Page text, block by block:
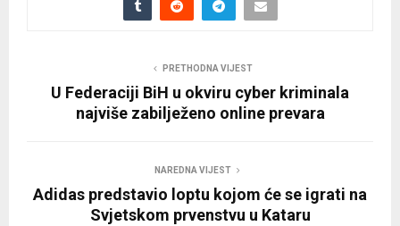
PRETHODNA VIJEST
U Federaciji BiH u okviru cyber kriminala
najviše zabilježeno online prevara
NAREDNA VIJEST
Adidas predstavio loptu kojom će se igrati na
Svjetskom prvenstvu u Kataru